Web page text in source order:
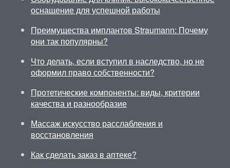
оснащение для успешной работы
Преимущества имплантов Straumann: Почему
они так популярны?
Что делать, если вступил в наследство, но не
оформил право собственности?
Протетические компоненты: виды, критерии
качества и разнообразие
Массаж искусство расслабления и
восстановления
Как сделать заказ в аптеке?